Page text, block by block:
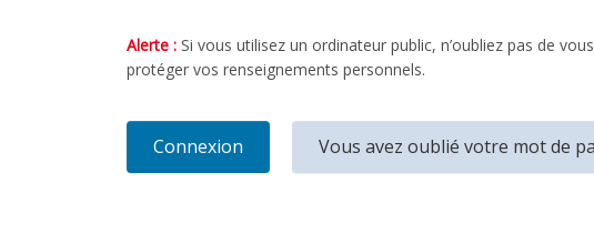
Alerte :Si vous utilisez un ordinateur public, n’oubliez pas de vous
protéger vos renseignements personnels.